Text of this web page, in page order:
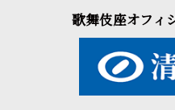
歌舞伎座オフィ